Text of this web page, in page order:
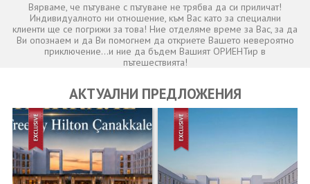
Вярваме, че пътуване с пътуване не трябва да си приличат!
Индивидуалното ни отношение, към Вас като за специални
клиенти ще се погрижи за това! Ние отделяме време за Вас, за да
Ви опознаем и да Ви помогнем да откриете Вашето невероятно
приключение...и ние да бъдем Вашият ОРИЕНТир в
пътешествията!
АКТУАЛНИ ПРЕДЛОЖЕНИЯ